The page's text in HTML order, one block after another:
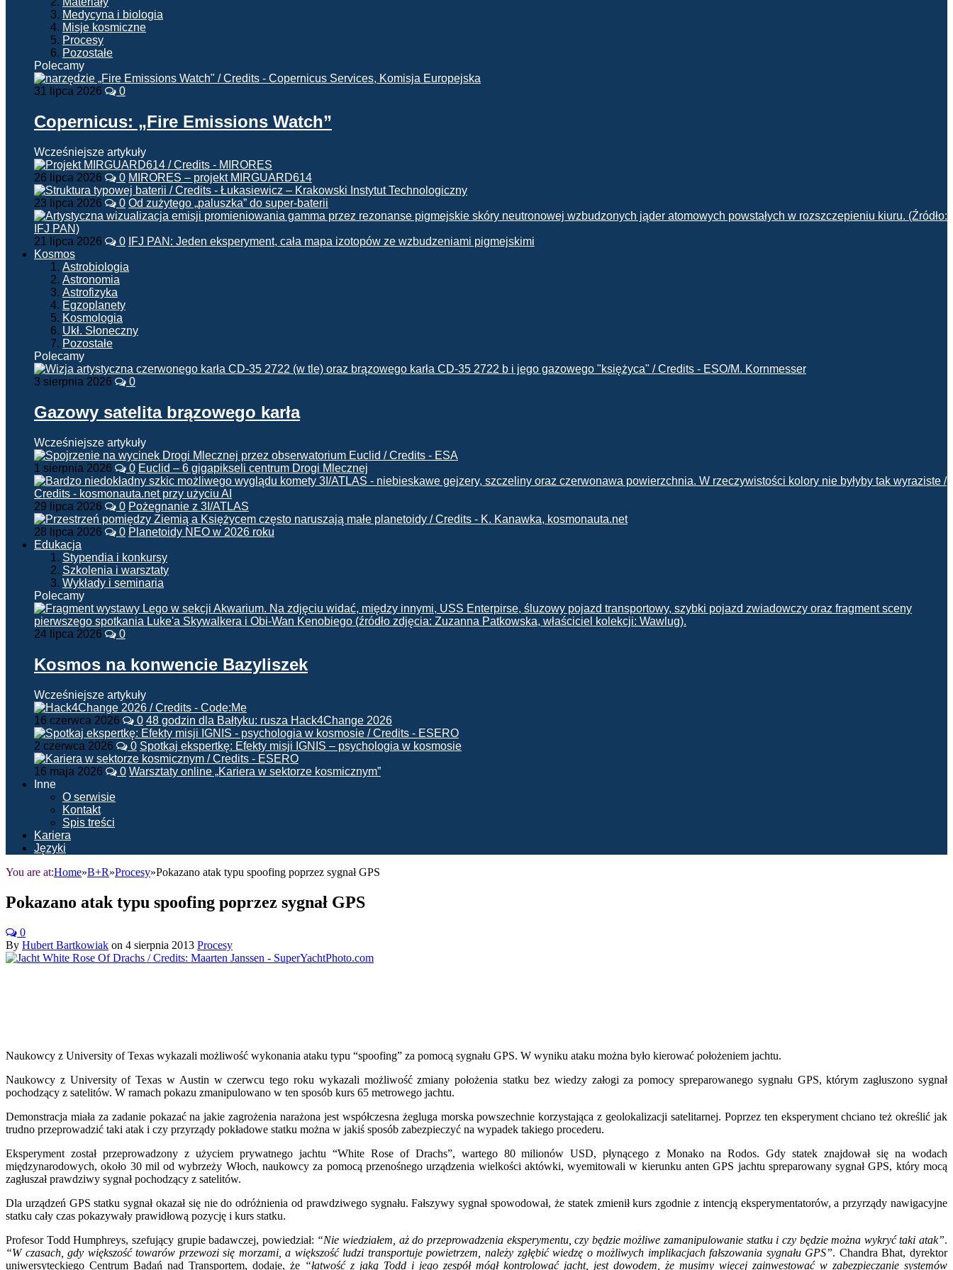
Medycyna i biologia
Misje kosmiczne
Procesy
Pozostałe
Polecamy
31 lipca 2026 0
Copernicus: „Fire Emissions Watch”
Wcześniejsze artykuły
26 lipca 2026 0 MIRORES – projekt MIRGUARD614
23 lipca 2026 0 Od zużytego „paluszka” do super-baterii
21 lipca 2026 0 IFJ PAN: Jeden eksperyment, cała mapa izotopów ze wzbudzeniami pigmejskimi
Kosmos
Astrobiologia
Astronomia
Astrofizyka
Egzoplanety
Kosmologia
Ukł. Słoneczny
Pozostałe
Polecamy
3 sierpnia 2026 0
Gazowy satelita brązowego karła
Wcześniejsze artykuły
1 sierpnia 2026 0 Euclid – 6 gigapikseli centrum Drogi Mlecznej
29 lipca 2026 0 Pożegnanie z 3I/ATLAS
28 lipca 2026 0 Planetoidy NEO w 2026 roku
Edukacja
Stypendia i konkursy
Szkolenia i warsztaty
Wykłady i seminaria
Polecamy
24 lipca 2026 0
Kosmos na konwencie Bazyliszek
Wcześniejsze artykuły
16 czerwca 2026 0 48 godzin dla Bałtyku: rusza Hack4Change 2026
2 czerwca 2026 0 Spotkaj ekspertkę: Efekty misji IGNIS – psychologia w kosmosie
16 maja 2026 0 Warsztaty online „Kariera w sektorze kosmicznym”
Inne
O serwisie
Kontakt
Spis treści
Kariera
Języki
You are at:Home»B+R»Procesy»Pokazano atak typu spoofing poprzez sygnał GPS
Pokazano atak typu spoofing poprzez sygnał GPS
0
By Hubert Bartkowiak on 4 sierpnia 2013 Procesy
Naukowcy z University of Texas wykazali możliwość wykonania ataku typu “spoofing” za pomocą sygnału GPS. W wyniku ataku można było kierować położeniem jachtu.
Naukowcy z University of Texas w Austin w czerwcu tego roku wykazali możliwość zmiany położenia statku bez wiedzy załogi za pomocy spreparowanego sygnału GPS, którym zagłuszono sygnał
pochodzący z satelitów. W ramach pokazu zmanipulowano w ten sposób kurs 65 metrowego jachtu.
Demonstracja miała za zadanie pokazać na jakie zagrożenia narażona jest współczesna żegluga morska powszechnie korzystająca z geolokalizacji satelitarnej. Poprzez ten eksperyment chciano też określić jak
trudno przeprowadzić taki atak i czy przyrządy pokładowe statku można w jakiś sposób zabezpieczyć na wypadek takiego procederu.
Eksperyment został przeprowadzony z użyciem prywatnego jachtu “White Rose of Drachs”, wartego 80 milionów USD, płynącego z Monako na Rodos. Gdy statek znajdował się na wodach
międzynarodowych, około 30 mil od wybrzeży Włoch, naukowcy za pomocą przenośnego urządzenia wielkości aktówki, wyemitowali w kierunku anten GPS jachtu spreparowany sygnał GPS, który mocą
zagłuszał prawdziwy sygnał pochodzący z satelitów.
Dla urządzeń GPS statku sygnał okazał się nie do odróżnienia od prawdziwego sygnału. Fałszywy sygnał spowodował, że statek zmienił kurs zgodnie z intencją eksperymentatorów, a przyrządy nawigacyjne
statku cały czas pokazywały prawidłową pozycję i kurs statku.
Profesor Todd Humphreys, szefujący grupie badawczej, powiedział: “Nie wiedziałem, aż do przeprowadzenia eksperymentu, czy będzie możliwe zamanipulowanie statku i czy będzie można wykryć taki atak”.
“W czasach, gdy większość towarów przewozi się morzami, a większość ludzi transportuje powietrzem, należy zgłębić wiedzę o możliwych implikacjach fałszowania sygnału GPS”. Chandra Bhat, dyrektor
uniwersyteckiego Centrum Badań nad Transportem, dodaje, że “łatwość z jaką Todd i jego zespół mógł kontrolować jacht, jest dowodem, że musimy więcej zainwestować w zabezpieczanie systemów